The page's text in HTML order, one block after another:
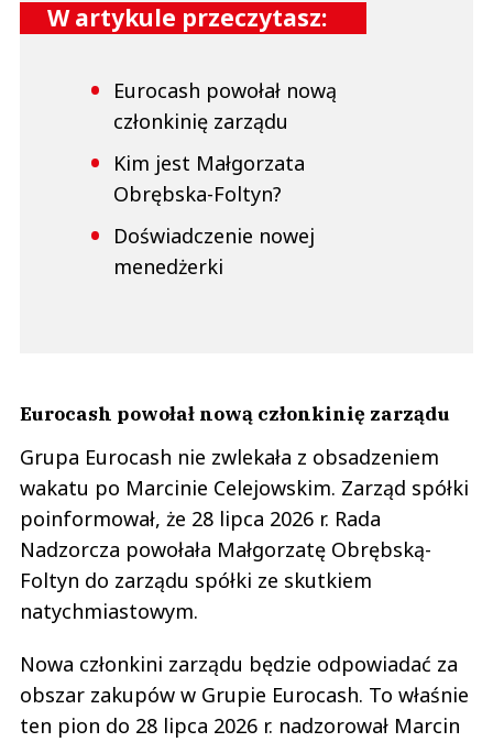
W artykule przeczytasz:
Eurocash powołał nową
członkinię zarządu
Kim jest Małgorzata
Obrębska-Foltyn?
Doświadczenie nowej
menedżerki
Eurocash powołał nową członkinię zarządu
Grupa Eurocash nie zwlekała z obsadzeniem
wakatu po Marcinie Celejowskim. Zarząd spółki
poinformował, że 28 lipca 2026 r. Rada
Nadzorcza powołała Małgorzatę Obrębską-
Foltyn do zarządu spółki ze skutkiem
natychmiastowym.
Nowa członkini zarządu będzie odpowiadać za
obszar zakupów w Grupie Eurocash. To właśnie
ten pion do 28 lipca 2026 r. nadzorował Marcin